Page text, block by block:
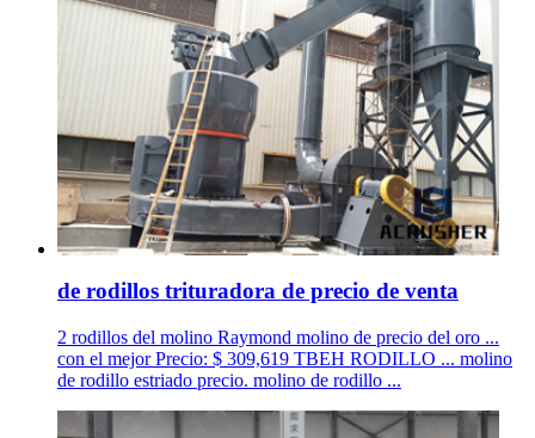
de rodillos trituradora de precio de venta
2 rodillos del molino Raymond molino de precio del oro ...
con el mejor Precio: $ 309,619 TBEH RODILLO ... molino
de rodillo estriado precio. molino de rodillo ...